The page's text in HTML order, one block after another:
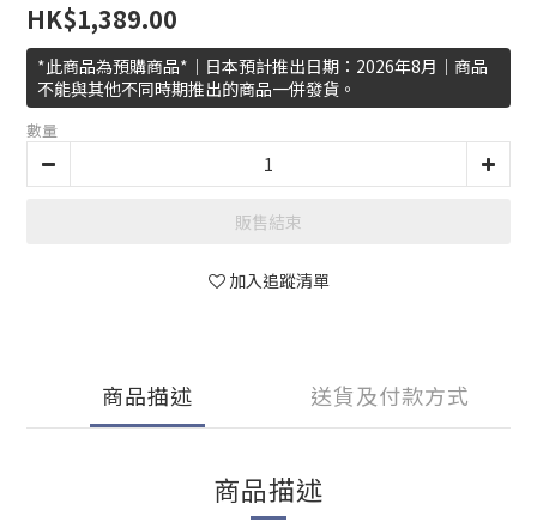
HK$1,389.00
*此商品為預購商品*｜日本預計推出日期：2026年8月｜商品
不能與其他不同時期推出的商品一併發貨。
數量
販售結束
加入追蹤清單
商品描述 送貨及付款方式
商品描述